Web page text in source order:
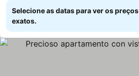
Selecione as datas para ver os preços
exatos.